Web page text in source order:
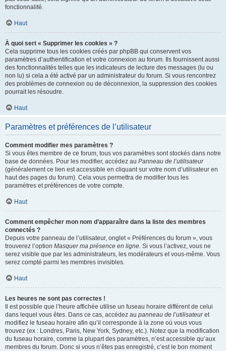
fonctionnalité.
Haut
À quoi sert « Supprimer les cookies » ?
Cela supprime tous les cookies créés par phpBB qui conservent vos
paramètres d’authentification et votre connexion au forum. Ils fournissent aussi
des fonctionnalités telles que les indicateurs de lecture des messages (lu ou
non lu) si cela a été activé par un administrateur du forum. Si vous rencontrez
des problèmes de connexion ou de déconnexion, la suppression des cookies
pourrait les résoudre.
Haut
Paramètres et préférences de l’utilisateur
Comment modifier mes paramètres ?
Si vous êtes membre de ce forum, tous vos paramètres sont stockés dans notre
base de données. Pour les modifier, accédez au Panneau de l’utilisateur
(généralement ce lien est accessible en cliquant sur votre nom d’utilisateur en
haut des pages du forum). Cela vous permettra de modifier tous les
paramètres et préférences de votre compte.
Haut
Comment empêcher mon nom d’apparaître dans la liste des membres
connectés ?
Depuis votre panneau de l’utilisateur, onglet « Préférences du forum », vous
trouverez l’option Masquer ma présence en ligne. Si vous l’activez, vous ne
serez visible que par les administrateurs, les modérateurs et vous-même. Vous
serez compté parmi les membres invisibles.
Haut
Les heures ne sont pas correctes !
Il est possible que l’heure affichée utilise un fuseau horaire différent de celui
dans lequel vous êtes. Dans ce cas, accédez au panneau de l’utilisateuret
modifiez le fuseau horaire afin qu’il corresponde à la zone où vous vous
trouvez (ex : Londres, Paris, New York, Sydney, etc.). Notez que la modification
du fuseau horaire, comme la plupart des paramètres, n’est accessible qu’aux
membres du forum. Donc si vous n’êtes pas enregistré, c’est le bon moment